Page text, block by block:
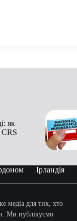
як
CRS
Ірландія
медіа для тих, хто
Ми публікуємо